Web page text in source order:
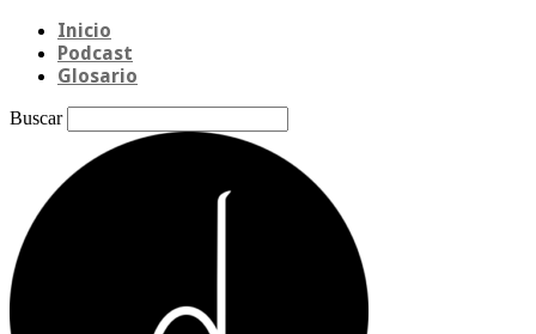
Inicio
Podcast
Glosario
Buscar